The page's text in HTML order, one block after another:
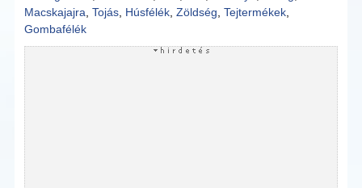
Macskajajra ,Tojás Húsfélék ,Zöldség ,Tejtermékek
Gombafélék